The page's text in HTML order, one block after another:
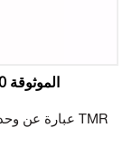
ICS Triplex T8461 وحدة إخراج TMR الموثوقة 40 قناة